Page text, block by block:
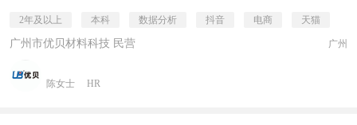
2年及以上 本科 数据分析 抖音 电商 天猫
广州市优贝材料科技 民营 广州
陈女士 HR